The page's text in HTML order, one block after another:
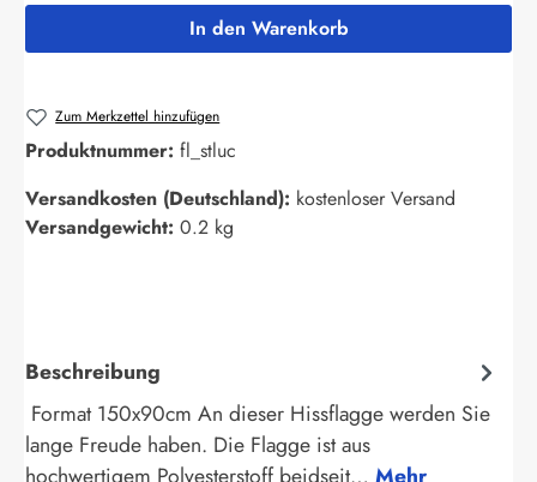
In den Warenkorb
Zum Merkzettel hinzufügen
Produktnummer: fl_stluc
Versandkosten (Deutschland): kostenloser Versand
Versandgewicht: 0.2 kg
Beschreibung
Format 150x90cm An dieser Hissflagge werden Sie
lange Freude haben. Die Flagge ist aus